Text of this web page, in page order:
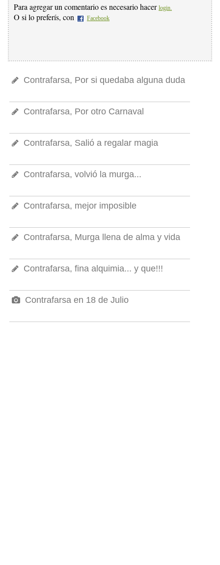
Para agregar un comentario es necesario hacer login.
O si lo preferís, con Facebook
Contrafarsa, Por si quedaba alguna duda
Contrafarsa, Por otro Carnaval
Contrafarsa, Salió a regalar magia
Contrafarsa, volvió la murga...
Contrafarsa, mejor imposible
Contrafarsa, Murga llena de alma y vida
Contrafarsa, fina alquimia... y que!!!
Contrafarsa en 18 de Julio